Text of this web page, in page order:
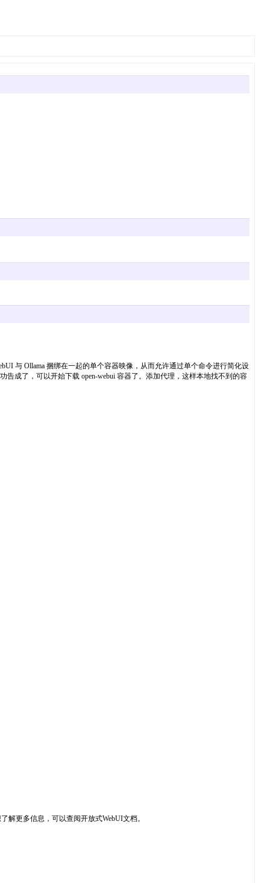
与 Ollama 捆绑在一起的单个容器映像，从而允许通过单个命令进行简化设
成了，可以开始下载 open-webui 容器了。添加代理，这样本地找不到的容
解更多信息，可以查阅开放式WebUI文档。